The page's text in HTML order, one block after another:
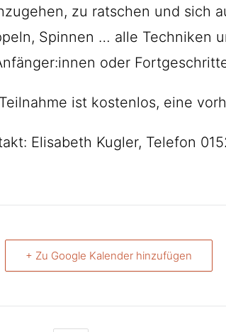
zu ratschen und sich
Spinnen … alle Techniken
oder
ist kostenlos, eine
Elisabeth Kugler, Telefon
+ Zu Google Kalender hinzufügen